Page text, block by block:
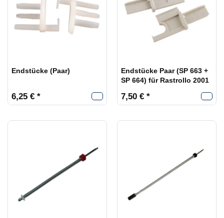
Endstücke (Paar)
6,25 € *
Endstücke Paar (SP 663 +
SP 664) für Rastrollo 2001
7,50 € *